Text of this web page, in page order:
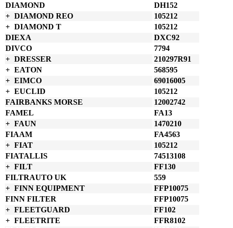
DIAMOND
DH152
DIAMOND REO
105212
DIAMOND T
105212
DIEXA
DXC92
DIVCO
7794
DRESSER
210297R91
EATON
568595
EIMCO
69016005
EUCLID
105212
FAIRBANKS MORSE
12002742
FAMEL
FA13
FAUN
1470210
FIAAM
FA4563
FIAT
105212
FIATALLIS
74513108
FILT
FF130
FILTRAUTO UK
559
FINN EQUIPMENT
FFP10075
FINN FILTER
FFP10075
FLEETGUARD
FF102
FLEETRITE
FFR8102